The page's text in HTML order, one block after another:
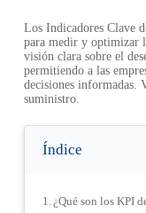
Los Indicadores Clave
para medir y optimizar
visión clara sobre el
permitiendo a las
decisiones informadas.
suministro.
Índice
¿Qué son los KPI